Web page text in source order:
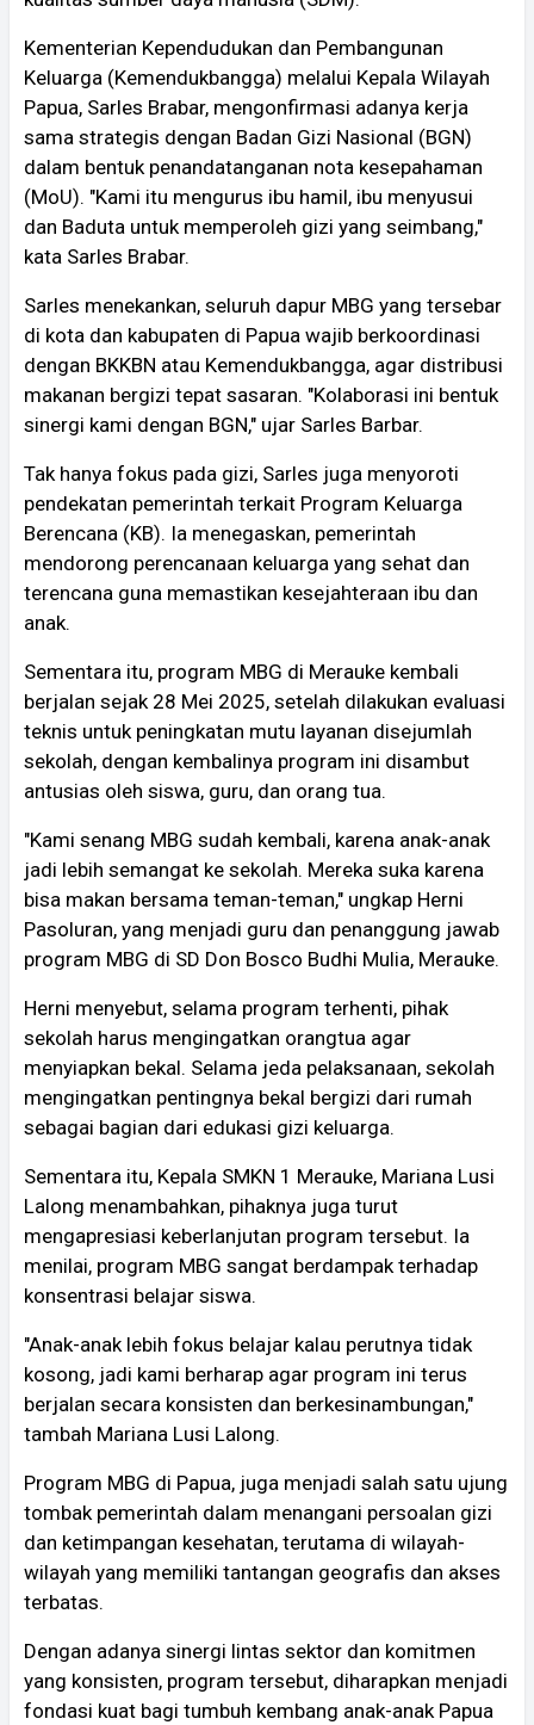
Kementerian Kependudukan dan Pembangunan
Keluarga (Kemendukbangga) melalui Kepala Wilayah
Papua, Sarles Brabar, mengonfirmasi adanya kerja
sama strategis dengan Badan Gizi Nasional (BGN)
dalam bentuk penandatanganan nota kesepahaman
(MoU). "Kami itu mengurus ibu hamil, ibu menyusui
dan Baduta untuk memperoleh gizi yang seimbang,"
kata Sarles Brabar.
Sarles menekankan, seluruh dapur MBG yang tersebar
di kota dan kabupaten di Papua wajib berkoordinasi
dengan BKKBN atau Kemendukbangga, agar distribusi
makanan bergizi tepat sasaran. "Kolaborasi ini bentuk
sinergi kami dengan BGN," ujar Sarles Barbar.
Tak hanya fokus pada gizi, Sarles juga menyoroti
pendekatan pemerintah terkait Program Keluarga
Berencana (KB). Ia menegaskan, pemerintah
mendorong perencanaan keluarga yang sehat dan
terencana guna memastikan kesejahteraan ibu dan
anak.
Sementara itu, program MBG di Merauke kembali
berjalan sejak 28 Mei 2025, setelah dilakukan evaluasi
teknis untuk peningkatan mutu layanan disejumlah
sekolah, dengan kembalinya program ini disambut
antusias oleh siswa, guru, dan orang tua.
"Kami senang MBG sudah kembali, karena anak-anak
jadi lebih semangat ke sekolah. Mereka suka karena
bisa makan bersama teman-teman," ungkap Herni
Pasoluran, yang menjadi guru dan penanggung jawab
program MBG di SD Don Bosco Budhi Mulia, Merauke.
Herni menyebut, selama program terhenti, pihak
sekolah harus mengingatkan orangtua agar
menyiapkan bekal. Selama jeda pelaksanaan, sekolah
mengingatkan pentingnya bekal bergizi dari rumah
sebagai bagian dari edukasi gizi keluarga.
Sementara itu, Kepala SMKN 1 Merauke, Mariana Lusi
Lalong menambahkan, pihaknya juga turut
mengapresiasi keberlanjutan program tersebut. Ia
menilai, program MBG sangat berdampak terhadap
konsentrasi belajar siswa.
"Anak-anak lebih fokus belajar kalau perutnya tidak
kosong, jadi kami berharap agar program ini terus
berjalan secara konsisten dan berkesinambungan,"
tambah Mariana Lusi Lalong.
Program MBG di Papua, juga menjadi salah satu ujung
tombak pemerintah dalam menangani persoalan gizi
dan ketimpangan kesehatan, terutama di wilayah-
wilayah yang memiliki tantangan geografis dan akses
terbatas.
Dengan adanya sinergi lintas sektor dan komitmen
yang konsisten, program tersebut, diharapkan menjadi
fondasi kuat bagi tumbuh kembang anak-anak Papua